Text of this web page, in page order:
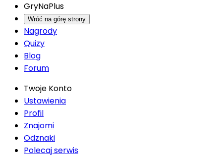
GryNaPlus
Wróć na górę strony
Nagrody
Quizy
Blog
Forum
Twoje Konto
Ustawienia
Profil
Znajomi
Odznaki
Polecaj serwis